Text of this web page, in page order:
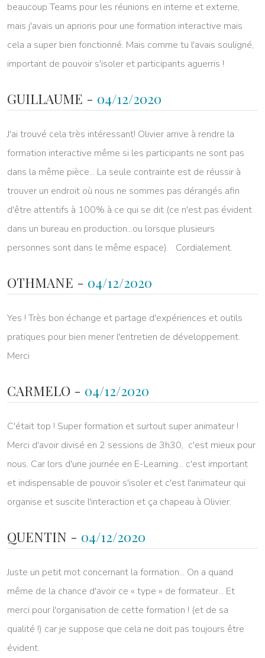
beaucoup Teams pour les réunions en interne et externe,
mais j'avais un aprioris pour une formation interactive mais
cela a super bien fonctionné. Mais comme tu l'avais souligné,
important de pouvoir s'isoler et participants aguerris !
GUILLAUME - 04/12/2020
J'ai trouvé cela très intéressant! Olivier arrive à rendre la
formation interactive même si les participants ne sont pas
dans la même pièce... La seule contrainte est de réussir à
trouver un endroit où nous ne sommes pas dérangés afin
d'être attentifs à 100% à ce qui se dit (ce n'est pas évident
dans un bureau en production...ou lorsque plusieurs
personnes sont dans le même espace). Cordialement.
OTHMANE - 04/12/2020
Yes ! Très bon échange et partage d'expériences et outils
pratiques pour bien mener l'entretien de développement.
Merci
CARMELO - 04/12/2020
C'était top ! Super formation et surtout super animateur !
Merci d'avoir divisé en 2 sessions de 3h30, c'est mieux pour
nous. Car lors d'une journée en E-Learning... c'est important
et indispensable de pouvoir s'isoler et c'est l'animateur qui
organise et suscite l'interaction et ça chapeau à Olivier.
QUENTIN - 04/12/2020
Juste un petit mot concernant la formation... On a quand
même de la chance d'avoir ce « type » de formateur... Et
merci pour l'organisation de cette formation ! (et de sa
qualité !) car je suppose que cela ne doit pas toujours être
évident.